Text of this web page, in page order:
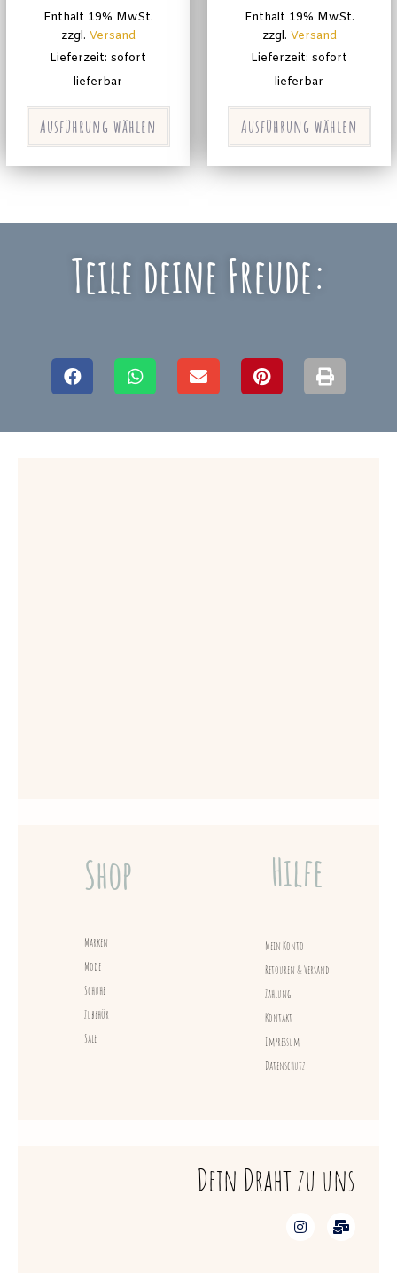
Enthält 19% MwSt.
zzgl. Versand
Lieferzeit: sofort
lieferbar
Ausführung wählen
Enthält 19% MwSt.
zzgl. Versand
Lieferzeit: sofort
lieferbar
Ausführung wählen
Teile deine Freude:
Shop
Marken
Mode
Schuhe
Zubehör
Sale
Hilfe
Mein Konto
Retouren & Versand
Zahlung
Kontakt
Impressum
Datenschutz
Dein Draht zu uns